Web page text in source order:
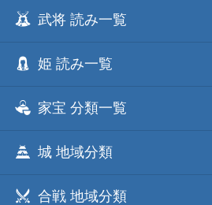
武将 読み一覧
姫 読み一覧
家宝 分類一覧
城 地域分類
合戦 地域分類